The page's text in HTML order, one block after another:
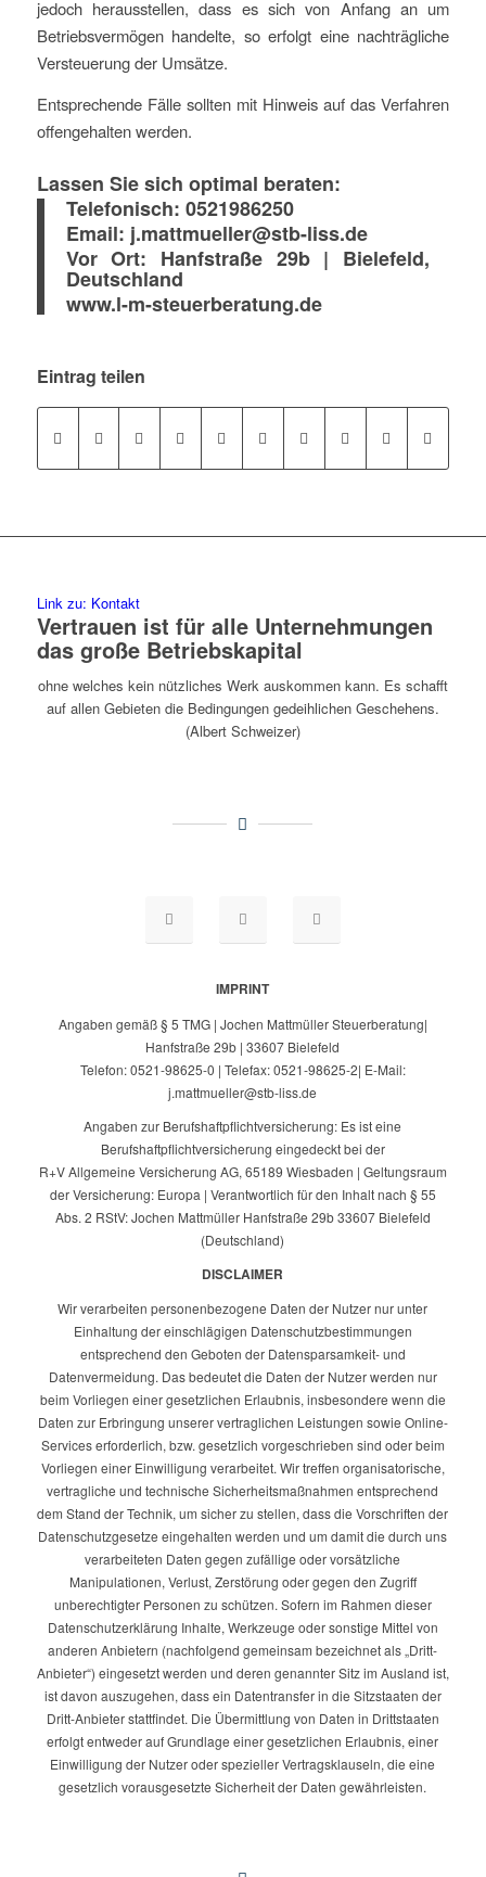
jedoch herausstellen, dass es sich von Anfang an um
Betriebsvermögen handelte, so erfolgt eine nachträgliche
Versteuerung der Umsätze.
Entsprechende Fälle sollten mit Hinweis auf das Verfahren
offengehalten werden.
Lassen Sie sich optimal beraten:
Telefonisch: 0521986250
Email: j.mattmueller@stb-liss.de
Vor Ort: Hanfstraße 29b | Bielefeld,
Deutschland
www.l-m-steuerberatung.de
Eintrag teilen
Link zu: Kontakt
Vertrauen ist für alle Unternehmungen
das große Betriebskapital
ohne welches kein nützliches Werk auskommen kann. Es schafft
auf allen Gebieten die Bedingungen gedeihlichen Geschehens.
(Albert Schweizer)
IMPRINT
Angaben gemäß § 5 TMG | Jochen Mattmüller Steuerberatung|
Hanfstraße 29b | 33607 Bielefeld
Telefon: 0521-98625-0 | Telefax: 0521-98625-2| E-Mail:
j.mattmueller@stb-liss.de
Angaben zur Berufshaftpflichtversicherung: Es ist eine
Berufshaftpflichtversicherung eingedeckt bei der
R+V Allgemeine Versicherung AG, 65189 Wiesbaden | Geltungsraum
der Versicherung: Europa | Verantwortlich für den Inhalt nach § 55
Abs. 2 RStV: Jochen Mattmüller Hanfstraße 29b 33607 Bielefeld
(Deutschland)
DISCLAIMER
Wir verarbeiten personenbezogene Daten der Nutzer nur unter
Einhaltung der einschlägigen Datenschutzbestimmungen
entsprechend den Geboten der Datensparsamkeit- und
Datenvermeidung. Das bedeutet die Daten der Nutzer werden nur
beim Vorliegen einer gesetzlichen Erlaubnis, insbesondere wenn die
Daten zur Erbringung unserer vertraglichen Leistungen sowie Online-
Services erforderlich, bzw. gesetzlich vorgeschrieben sind oder beim
Vorliegen einer Einwilligung verarbeitet. Wir treffen organisatorische,
vertragliche und technische Sicherheitsmaßnahmen entsprechend
dem Stand der Technik, um sicher zu stellen, dass die Vorschriften der
Datenschutzgesetze eingehalten werden und um damit die durch uns
verarbeiteten Daten gegen zufällige oder vorsätzliche
Manipulationen, Verlust, Zerstörung oder gegen den Zugriff
unberechtigter Personen zu schützen. Sofern im Rahmen dieser
Datenschutzerklärung Inhalte, Werkzeuge oder sonstige Mittel von
anderen Anbietern (nachfolgend gemeinsam bezeichnet als „Dritt-
Anbieter“) eingesetzt werden und deren genannter Sitz im Ausland ist,
ist davon auszugehen, dass ein Datentransfer in die Sitzstaaten der
Dritt-Anbieter stattfindet. Die Übermittlung von Daten in Drittstaaten
erfolgt entweder auf Grundlage einer gesetzlichen Erlaubnis, einer
Einwilligung der Nutzer oder spezieller Vertragsklauseln, die eine
gesetzlich vorausgesetzte Sicherheit der Daten gewährleisten.